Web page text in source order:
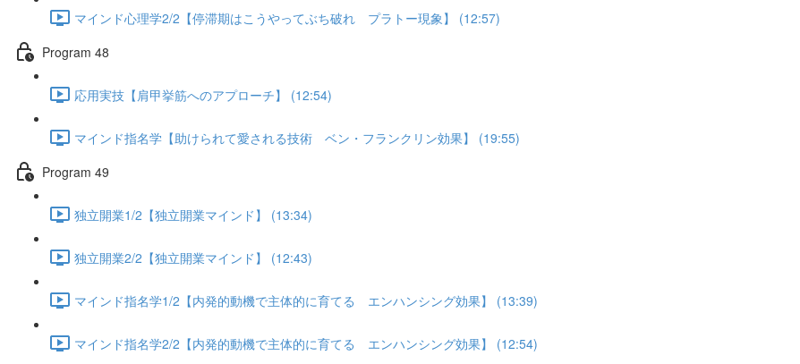
マインド心理学2/2【停滞期はこうやってぶち破れ プラトー現象】 (12:57)
Program 48
応用実技【肩甲挙筋へのアプローチ】 (12:54)
マインド指名学【助けられて愛される技術 ベン・フランクリン効果】 (19:55)
Program 49
独立開業1/2【独立開業マインド】 (13:34)
独立開業2/2【独立開業マインド】 (12:43)
マインド指名学1/2【内発的動機で主体的に育てる エンハンシング効果】 (13:39)
マインド指名学2/2【内発的動機で主体的に育てる エンハンシング効果】 (12:54)